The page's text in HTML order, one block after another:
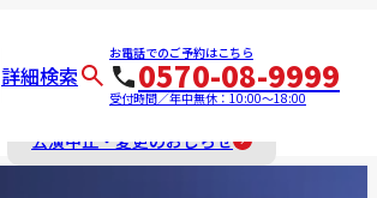
詳細検索
お電話でのご予約はこちら
0570-08-9999
受付時間／年中無休：10:00～18:00
公演中止・変更のおしらせ